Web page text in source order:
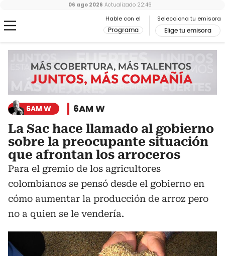
Hable con el
Programa
Selecciona tu emisora
Elige tu emisora
06 ago 2026 Actualizado 22:46
6AM W 6AM W
La Sac hace llamado al gobierno
sobre la preocupante situación
que afrontan los arroceros
Para el gremio de los agricultores
colombianos se pensó desde el gobierno en
cómo aumentar la producción de arroz pero
no a quien se le vendería.